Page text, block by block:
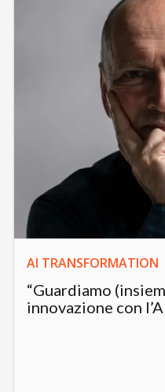
AI TRANSFORMATION
“Guardiamo
innovazione con